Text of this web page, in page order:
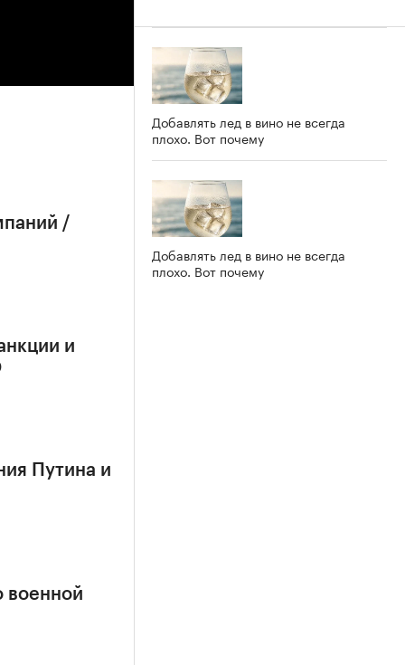
/
и
Путина и
военной
Добавлять лед в вино не всегда
плохо. Вот почему
Добавлять лед в вино не всегда
плохо. Вот почему